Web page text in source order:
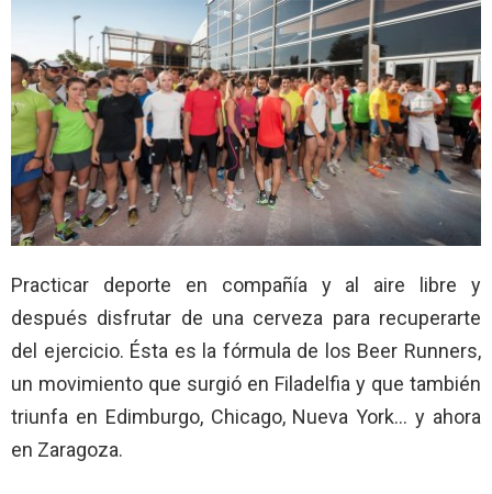
Practicar deporte en compañía y al aire libre y
después disfrutar de una cerveza para recuperarte
del ejercicio. Ésta es la fórmula de los Beer Runners,
un movimiento que surgió en Filadelfia y que también
triunfa en Edimburgo, Chicago, Nueva York… y ahora
en Zaragoza.